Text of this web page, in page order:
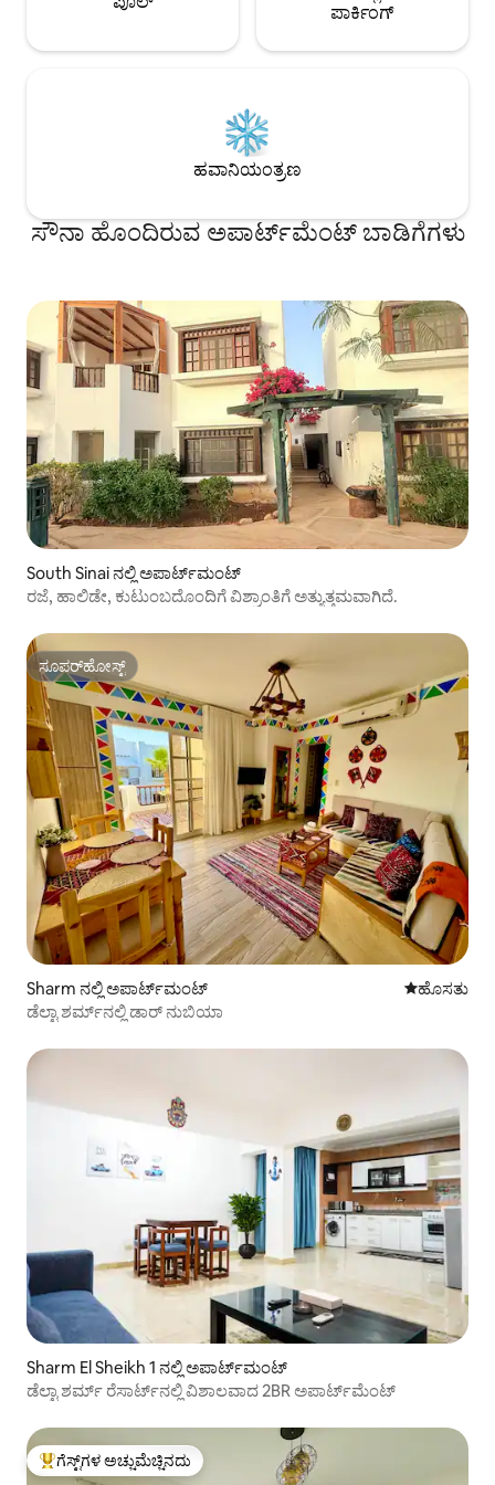
ಪಾರ್ಕಿಂಗ್
ಹವಾನಿಯಂತ್ರಣ
ಸೌನಾ ಹೊಂದಿರುವ ಅಪಾರ್ಟ್‌ಮೆಂಟ್ ಬಾಡಿಗೆಗಳು
South Sinai ನಲ್ಲಿ ಅಪಾರ್ಟ್‌ಮಂಟ್
ರಜೆ, ಹಾಲಿಡೇ, ಕುಟುಂಬದೊಂದಿಗೆ ವಿಶ್ರಾಂತಿಗೆ ಅತ್ಯುತ್ತಮವಾಗಿದೆ.
ಸೂಪರ್‌ಹೋಸ್ಟ್
ಸೂಪರ್‌ಹೋಸ್ಟ್
Sharm ನಲ್ಲಿ ಅಪಾರ್ಟ್‌ಮಂಟ್ ವಾಸ್ತವ್ಯ
ಹೊಸತು
ಡೆಲ್ಟಾ ಶರ್ಮ್‌ನಲ್ಲಿ ಡಾರ್ ನುಬಿಯಾ
Sharm El Sheikh 1 ನಲ್ಲಿ ಅಪಾರ್ಟ್‌ಮಂಟ್
ಡೆಲ್ಟಾ ಶರ್ಮ್ ರೆಸಾರ್ಟ್‌ನಲ್ಲಿ ವಿಶಾಲವಾದ 2BR ಅಪಾರ್ಟ್‌ಮೆಂಟ್
ಗೆಸ್ಟ್‌ಗಳಿಗೆ ಅತಿ ಹೆಚ್ಚು ಅಚ್ಚುಮೆಚ್ಚಿನದು
ಗೆಸ್ಟ್‌ಗಳ ಅಚ್ಚುಮೆಚ್ಚಿನದು